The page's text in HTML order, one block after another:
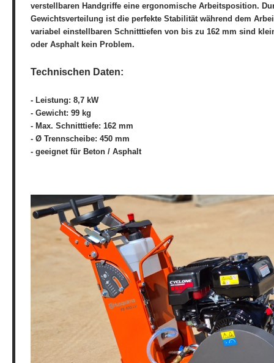
verstellbaren Handgriffe eine ergonomische Arbeitsposition.
Gewichtsverteilung ist die perfekte Stabilität während dem
variabel einstellbaren Schnitttiefen von bis zu 162 mm sind
oder Asphalt kein Problem.
Technischen Daten:
- Leistung: 8,7 kW
- Gewicht: 99 kg
- Max. Schnitttiefe: 162 mm
- Ø Trennscheibe: 450 mm
- geeignet für Beton / Asphalt